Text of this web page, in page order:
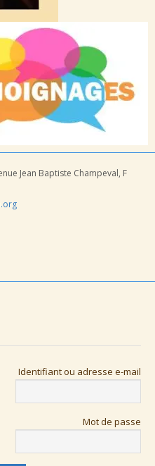
Jean Baptiste Champeval, F
Identifiant ou adresse e-mail
Mot de passe